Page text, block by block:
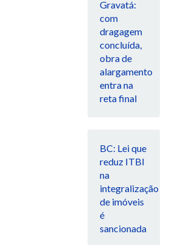
Gravatá:
com
dragagem
concluída,
obra de
alargamento
entra na
reta final
BC: Lei que
reduz ITBI
na
integralização
de imóveis
é
sancionada